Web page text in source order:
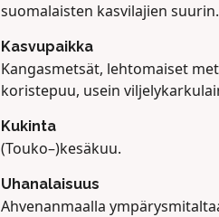
suomalaisten kasvilajien suurin.
Kasvupaikka
Kangasmetsät, lehtomaiset
koristepuu, usein
Kukinta
(Touko–)kesäkuu.
Uhanalaisuus
Ahvenanmaalla